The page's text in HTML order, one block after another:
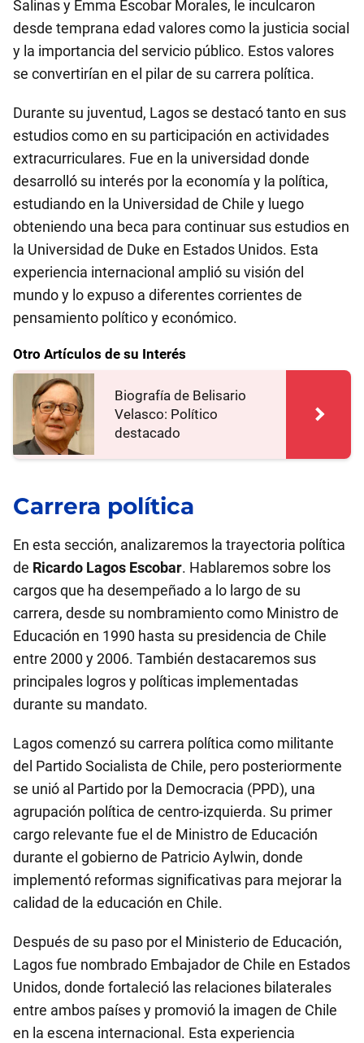
Salinas y Emma Escobar Morales, le inculcaron
desde temprana edad valores como la justicia social
y la importancia del servicio público. Estos valores
se convertirían en el pilar de su carrera política.
Durante su juventud, Lagos se destacó tanto en sus
estudios como en su participación en actividades
extracurriculares. Fue en la universidad donde
desarrolló su interés por la economía y la política,
estudiando en la Universidad de Chile y luego
obteniendo una beca para continuar sus estudios en
la Universidad de Duke en Estados Unidos. Esta
experiencia internacional amplió su visión del
mundo y lo expuso a diferentes corrientes de
pensamiento político y económico.
Otro Artículos de su Interés
Biografía de Belisario
Velasco: Político
destacado
Carrera política
En esta sección, analizaremos la trayectoria política
de Ricardo Lagos Escobar. Hablaremos sobre los
cargos que ha desempeñado a lo largo de su
carrera, desde su nombramiento como Ministro de
Educación en 1990 hasta su presidencia de Chile
entre 2000 y 2006. También destacaremos sus
principales logros y políticas implementadas
durante su mandato.
Lagos comenzó su carrera política como militante
del Partido Socialista de Chile, pero posteriormente
se unió al Partido por la Democracia (PPD), una
agrupación política de centro-izquierda. Su primer
cargo relevante fue el de Ministro de Educación
durante el gobierno de Patricio Aylwin, donde
implementó reformas significativas para mejorar la
calidad de la educación en Chile.
Después de su paso por el Ministerio de Educación,
Lagos fue nombrado Embajador de Chile en Estados
Unidos, donde fortaleció las relaciones bilaterales
entre ambos países y promovió la imagen de Chile
en la escena internacional. Esta experiencia